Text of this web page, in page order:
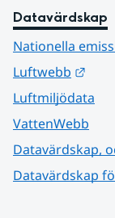
Datavärdskap
Nationella
Luftwebb
Luftmiljödata
VattenWebb
Datavärdskap,
Datavärdskap